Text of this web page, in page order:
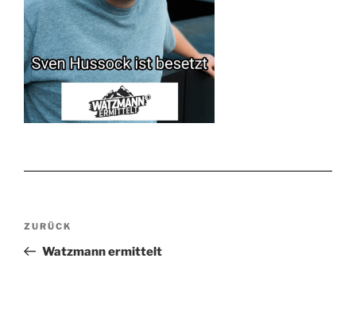
Beitragsnavigation
Vorheriger
Beitrag
ZURÜCK
Watzmann ermittelt